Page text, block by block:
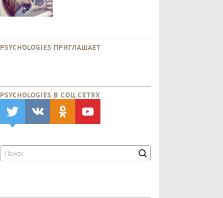
PSYCHOLOGIES ПРИГЛАШАЕТ
PSYCHOLOGIES В CОЦ.СЕТЯХ